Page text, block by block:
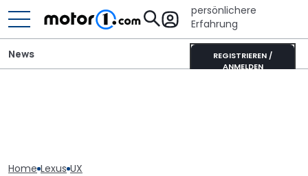
persönlichere
Erfahrung
REGISTRIEREN /
ANMELDEN
News
Home Lexus UX